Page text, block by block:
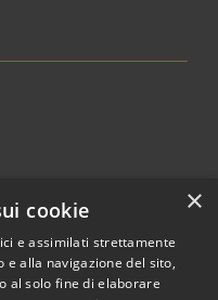
×
cookie
e assimilati strettamente
alla navigazione del sito,
al solo fine di elaborare